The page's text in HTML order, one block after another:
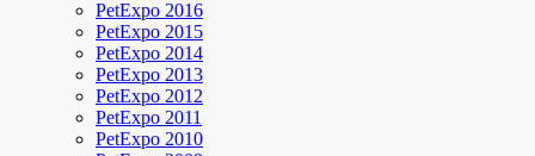
PetExpo 2016
PetExpo 2015
PetExpo 2014
PetExpo 2013
PetExpo 2012
PetExpo 2011
PetExpo 2010